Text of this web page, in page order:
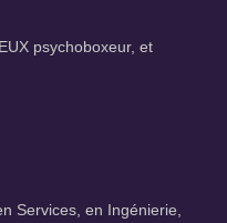
psychoboxeur, et
Services, en Ingénierie,